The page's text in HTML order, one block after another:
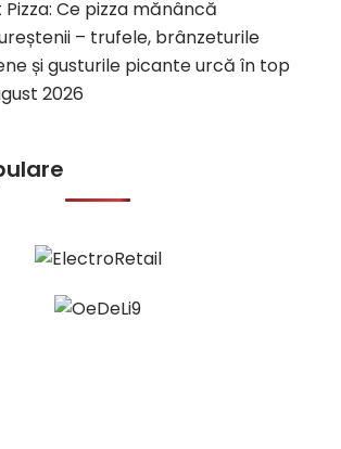
Pizza: Ce pizza mănâncă
– trufele, brânzeturile
și gusturile picante urcă în top
2026